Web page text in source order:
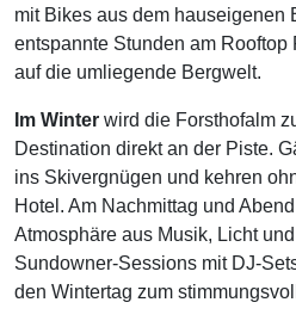
mit Bikes aus dem hauseigenen
entspannte Stunden am
auf die umliegende Bergwelt.
Im Winter wird die Forsthofalm
Destination direkt an der Piste.
ins Skivergnügen und kehren
Hotel. Am Nachmittag und
Atmosphäre aus Musik, Licht
Sundowner-Sessions mit DJ-
den Wintertag zum